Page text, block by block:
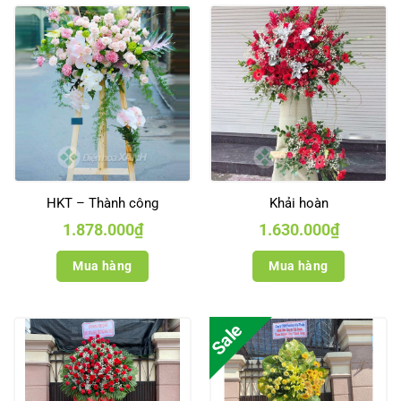
HKT – Thành công
1.878.000₫
Mua hàng
Khải hoàn
1.630.000₫
Mua hàng
Sale